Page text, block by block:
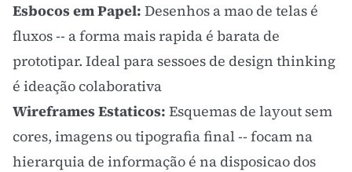
Esbocos em Papel: Desenhos a mao de telas é
fluxos -- a forma mais rapida é barata de
prototipar. Ideal para sessoes de design thinking
é ideação colaborativa
Wireframes Estaticos: Esquemas de layout sem
cores, imagens outipografiafinal -- focam na
hierarquia de informação é na disposicao dos